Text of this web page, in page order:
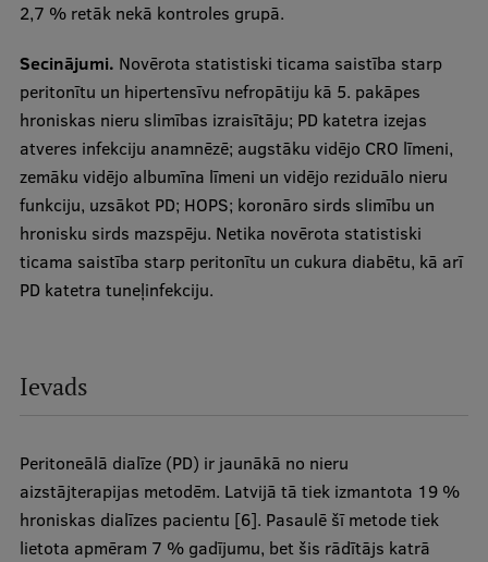
Research
Institutes and Laboratories
Research Data Management
Council of the Institute
RSU Research Portal
Scientific Priorities
Services & Main Fields of Research
International Cooperation
Research Services
2,7 % retāk nekā kontroles grupā.
Secinājumi. Novērota statistiski ticama saistība starp
peritonītu un hipertensīvu nefropātiju kā 5. pakāpes
hroniskas nieru slimības izraisītāju; PD katetra izejas
atveres infekciju anamnēzē; augstāku vidējo CRO līmeni,
zemāku vidējo albumīna līmeni un vidējo reziduālo nieru
funkciju, uzsākot PD; HOPS; koronāro sirds slimību un
hronisku sirds mazspēju. Netika novērota statistiski
ticama saistība starp peritonītu un cukura diabētu, kā arī
PD katetra tuneļinfekciju.
Ievads
Peritoneālā dialīze (PD) ir jaunākā no nieru
aizstājterapijas metodēm. Latvijā tā tiek izmantota 19 %
hroniskas dialīzes pacientu [6]. Pasaulē šī metode tiek
lietota apmēram 7 % gadījumu, bet šis rādītājs katrā